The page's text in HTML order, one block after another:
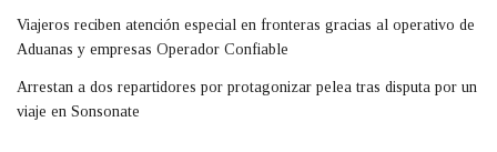
Viajeros reciben atención especial en fronteras gracias al operativo de
Aduanas y empresas Operador Confiable
Arrestan a dos repartidores por protagonizar pelea tras disputa por un
viaje en Sonsonate